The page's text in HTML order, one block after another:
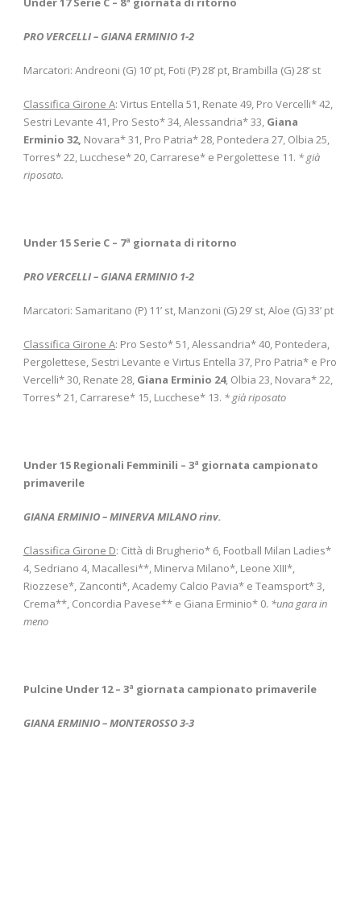
PRO VERCELLI – GIANA ERMINIO 1-2
Marcatori: Andreoni (G) 10’ pt, Foti (P) 28’ pt, Brambilla (G) 28’ st
Classifica Girone A: Virtus Entella 51, Renate 49, Pro Vercelli* 42,
Sestri Levante 41, Pro Sesto* 34, Alessandria* 33, Giana
Erminio 32, Novara* 31, Pro Patria* 28, Pontedera 27, Olbia 25,
Torres* 22, Lucchese* 20, Carrarese* e Pergolettese 11. * già
riposato.
Under 15 Serie C – 7ª giornata di ritorno
PRO VERCELLI – GIANA ERMINIO 1-2
Marcatori: Samaritano (P) 11’ st, Manzoni (G) 29’ st, Aloe (G) 33’ pt
Classifica Girone A: Pro Sesto* 51, Alessandria* 40, Pontedera,
Pergolettese, Sestri Levante e Virtus Entella 37, Pro Patria* e Pro
Vercelli* 30, Renate 28, Giana Erminio 24, Olbia 23, Novara* 22,
Torres* 21, Carrarese* 15, Lucchese* 13. * già riposato
Under 15 Regionali Femminili – 3ª giornata campionato
primaverile
GIANA ERMINIO – MINERVA MILANO rinv.
Classifica Girone D: Città di Brugherio* 6, Football Milan Ladies*
4, Sedriano 4, Macallesi**, Minerva Milano*, Leone XIII*,
Riozzese*, Zanconti*, Academy Calcio Pavia* e Teamsport* 3,
Crema**, Concordia Pavese** e Giana Erminio* 0. *una gara in
meno
Pulcine Under 12 – 3ª giornata campionato primaverile
GIANA ERMINIO – MONTEROSSO 3-3